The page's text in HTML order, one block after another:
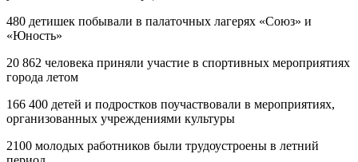
480 детишек побывали в палаточных лагерях «Союз» и
«Юность»
20 862 человека приняли участие в спортивных мероприятиях
города летом
166 400 детей и подростков поучаствовали в мероприятиях,
организованных учреждениями культуры
2100 молодых работников были трудоустроены в летний